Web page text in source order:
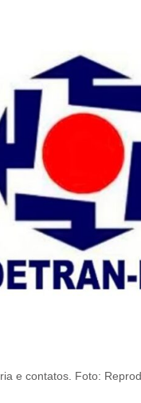
e contatos. Foto: